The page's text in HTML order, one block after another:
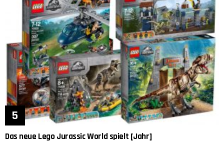
Das neue Lego Jurassic World spielt [Jahr]